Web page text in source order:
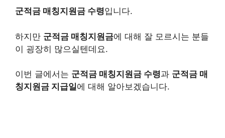
군적금 매칭지원금 수령입니다.
하지만 군적금 매칭지원금에 대해 잘 모르시는 분들
이 굉장히 많으실텐데요.
이번 글에서는 군적금 매칭지원금 수령과 군적금 매
칭지원금 지급일에 대해 알아보겠습니다.